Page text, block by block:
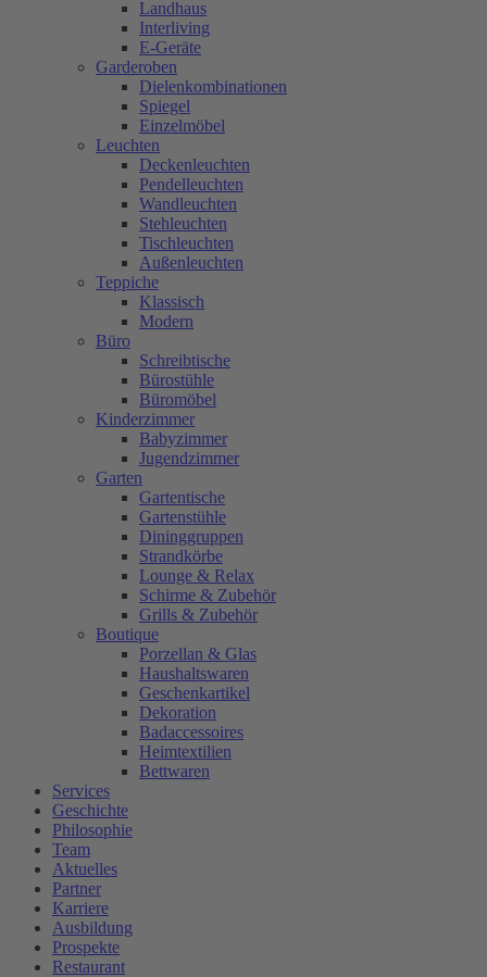
Landhaus
Interliving
E-Geräte
Garderoben
Dielenkombinationen
Spiegel
Einzelmöbel
Leuchten
Deckenleuchten
Pendelleuchten
Wandleuchten
Stehleuchten
Tischleuchten
Außenleuchten
Teppiche
Klassisch
Modern
Büro
Schreibtische
Bürostühle
Büromöbel
Kinderzimmer
Babyzimmer
Jugendzimmer
Garten
Gartentische
Gartenstühle
Dininggruppen
Strandkörbe
Lounge & Relax
Schirme & Zubehör
Grills & Zubehör
Boutique
Porzellan & Glas
Haushaltswaren
Geschenkartikel
Dekoration
Badaccessoires
Heimtextilien
Bettwaren
Services
Geschichte
Philosophie
Team
Aktuelles
Partner
Karriere
Ausbildung
Prospekte
Restaurant